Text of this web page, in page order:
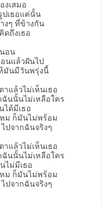
งเสมอ
ปเธอแค่นั้น
งๆ ที่ข้างกัน
ถึงเธอ
อน
นแล้วฝันไป
มันมีวันพรุ่งนี้
าแล้วไม่เห็นเธอ
ฉันนั้นไม่เหลือใคร
ได้มีเธอ
ม ก็มันไม่พร้อม
ปจากฉันจริงๆ
าแล้วไม่เห็นเธอ
ฉันนั้นไม่เหลือใคร
ไม่มีเธอ
ม ก็มันไม่พร้อม
ปจากฉันจริงๆ